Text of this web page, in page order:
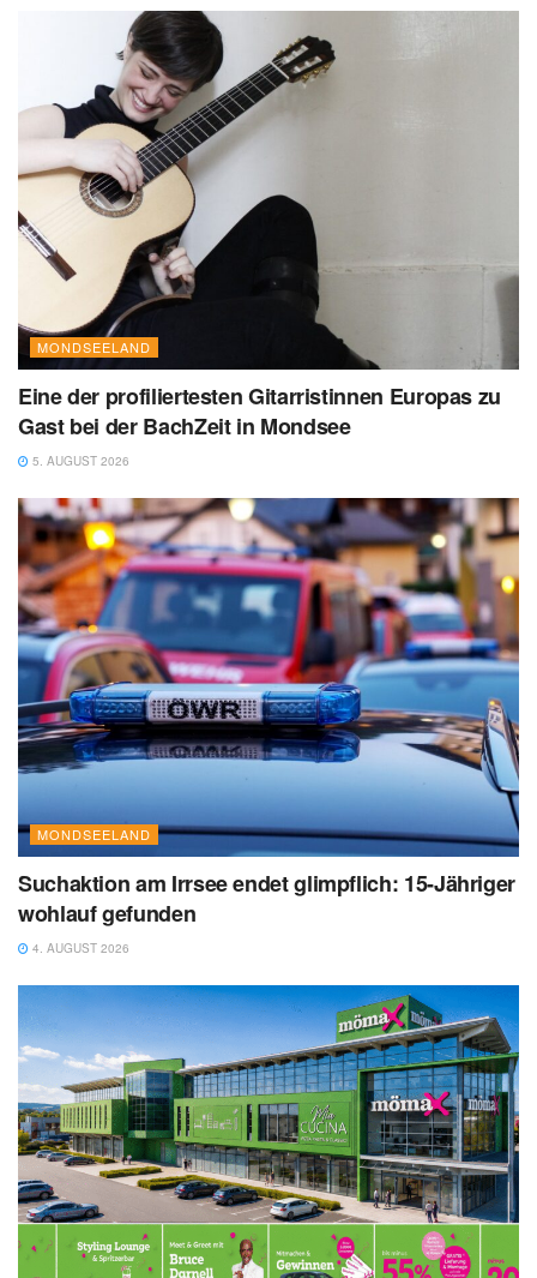
MONDSEELAND
Eine der profiliertesten Gitarristinnen Europas zu
Gast bei der BachZeit in Mondsee
5. AUGUST 2026
MONDSEELAND
Suchaktion am Irrsee endet glimpflich: 15-Jähriger
wohlauf gefunden
4. AUGUST 2026